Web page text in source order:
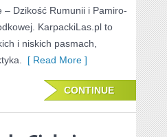
AZJI
ŚRODKOWEJ
Dzikość Rumunii i Pamiro-
KarpackiLas.pl to
i niskich pasmach,
[ Read More ]
CONTINUE